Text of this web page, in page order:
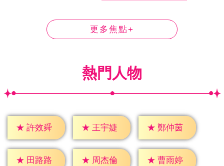
更多焦點+
熱門人物
★ 許效舜 ★ 王宇婕 ★ 鄭仲茵
★ 田路路 ★ 周杰倫 ★ 曹雨婷